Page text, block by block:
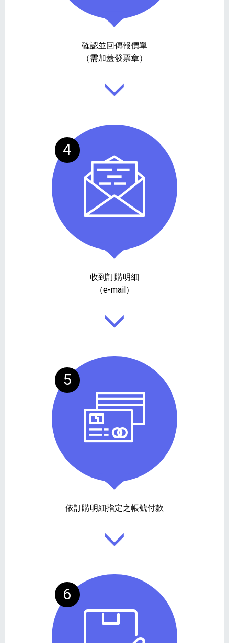
確認並回傳報價單
（需加蓋發票章）
4
收到訂購明細
（e-mail）
5
依訂購明細指定之帳號付款
6